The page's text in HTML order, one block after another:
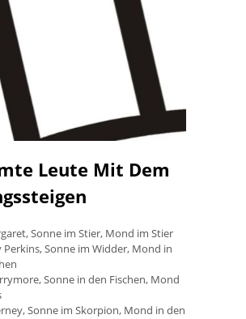
Leute Mit Dem
Sonne im Stier, Mond im Stier
Sonne im Widder, Mond in
Sonne in den Fischen, Mond
Sonne im Skorpion, Mond in den